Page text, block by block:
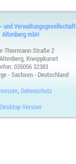
und Verwaltungsgesellschaft
Altenberg mbH
Thiermann-Straße 2
Kneippkurort
035056 32383
- Sachsen - Deutschland
Datenschutz
Desktop-Version